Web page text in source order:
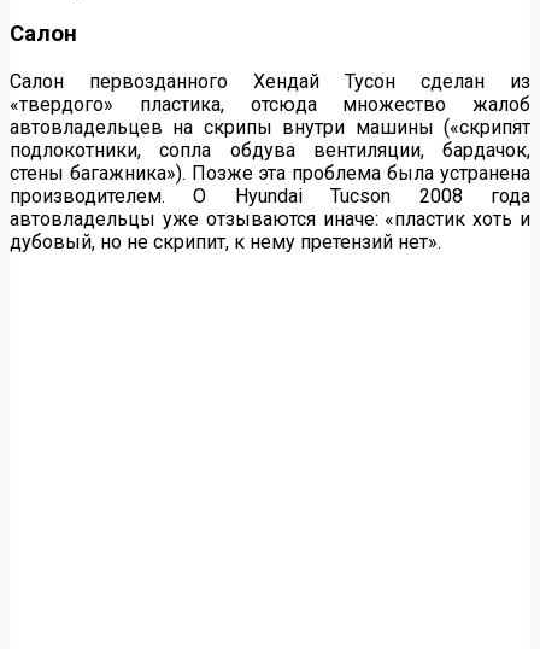
Салон
Салон первозданного Хендай Тусон сделан из
«твердого» пластика, отсюда множество жалоб
автовладельцев на скрипы внутри машины («скрипят
подлокотники, сопла обдува вентиляции, бардачок,
стены багажника»). Позже эта проблема была устранена
производителем. О Hyundai Tucson 2008 года
автовладельцы уже отзываются иначе: «пластик хоть и
дубовый, но не скрипит, к нему претензий нет».